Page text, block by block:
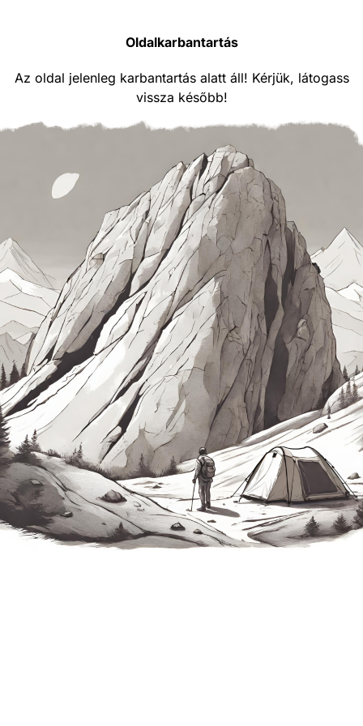
Oldalkarbantartás
Az oldal jelenleg karbantartás alatt áll! Kérjük, látogass
vissza később!